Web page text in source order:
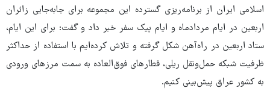
اسلامی ایران از برنامه‌ریزی گسترده این مجموعه برای جابه‌جایی زائران
اربعین در ایام مردادماه و ایام پیک سفر خبر داد و گفت: برای این ایام،
ستاد اربعین در راه‌آهن شکل گرفته و تلاش کرده‌ایم با استفاده از حداکثر
ظرفیت شبکه حمل‌ونقل ریلی، قطارهای فوق‌العاده به سمت مرزهای ورودی
به کشور عراق پیش‌بینی کنیم.